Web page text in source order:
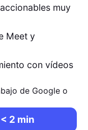
muy
Meet y
con vídeos
de Google o
2 min